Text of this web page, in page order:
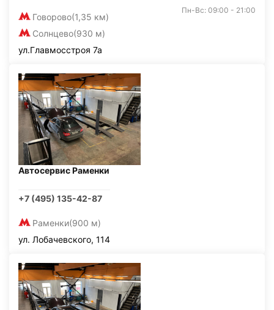
Говорово(1,35 км)
Солнцево(930 м)
Пн-Вс: 09:00 - 21:00
ул.Главмосстроя 7а
Автосервис Раменки
+7 (495) 135-42-87
Раменки(900 м)
ул. Лобачевского, 114